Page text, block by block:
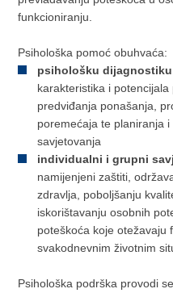
funkcioniranju.
Psihološka pomoć obuhvaća:
psihološku dijagnostiku
karakteristika i
predviđanja ponašanja,
poremećaja te planiranja
savjetovanja
individualni i grupni
namijenjeni zaštiti,
zdravlja, poboljšanju
iskorištavanju osobnih
poteškoća koje otežavaju
svakodnevnim životnim
Psihološka podrška provodi